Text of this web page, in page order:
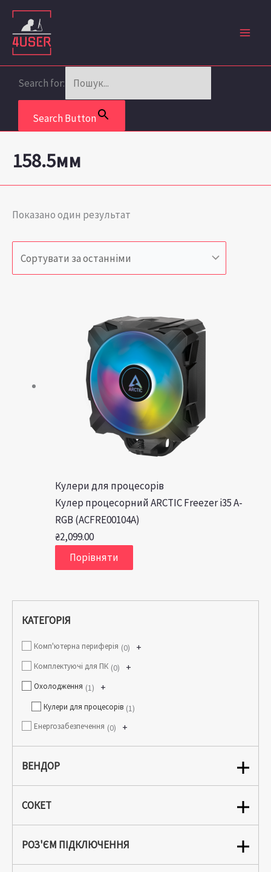
Перейти
вмісту
Search for:
Search Button
КАТЕГОРІЯ
Комп'ютерна периферія +
0
Комплектуючі для ПК +
0
Охолодження +
1
Кулери для процесорів 1
Енергозабезпечення +
0
ВЕНДОР
СОКЕТ
РОЗ'ЄМ ПІДКЛЮЧЕННЯ
158.5мм
Показано один результат
Кулери для процесорів
Кулер процесорний ARCTIC Freezer i35 A-
RGB (ACFRE00104A)
₴2,099.00
Порівняти